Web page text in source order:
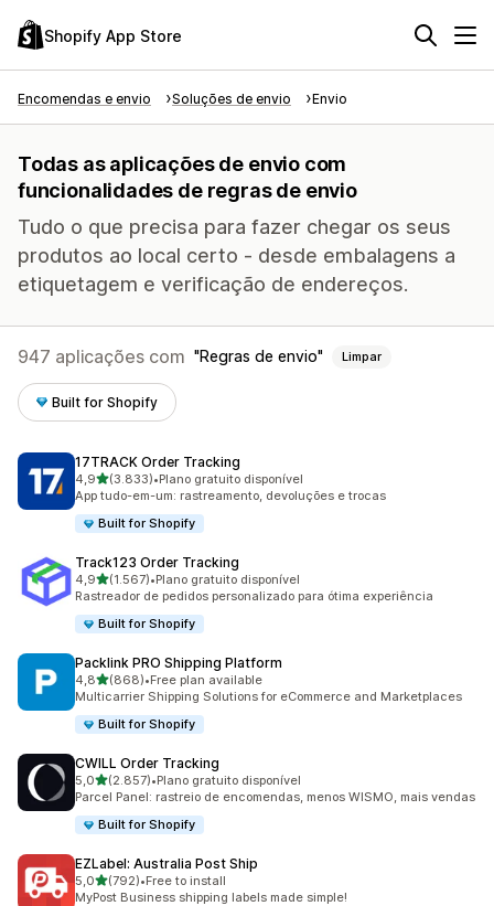
Shopify App Store
Encomendas e envio Soluções de envio Envio
Todas as aplicações de envio com
funcionalidades de regras de envio
Tudo o que precisa para fazer chegar os seus
produtos ao local certo - desde embalagens a
etiquetagem e verificação de endereços.
947 aplicações com Regras de envio Limpar
Built for Shopify
17TRACK Order Tracking
4,9de 5 estrelas
(3.833)
3833 total de avaliações
•Plano gratuito disponível
App tudo-em-um: rastreamento, devoluções e trocas
Built for Shopify
Track123 Order Tracking
4,9de 5 estrelas
(1.567)
1567 total de avaliações
•Plano gratuito disponível
Rastreador de pedidos personalizado para ótima experiência
Built for Shopify
Packlink PRO Shipping Platform
4,8de 5 estrelas
(868)
868 total de avaliações
•Free plan available
Multicarrier Shipping Solutions for eCommerce and Marketplaces
Built for Shopify
CWILL Order Tracking
5,0de 5 estrelas
(2.857)
2857 total de avaliações
•Plano gratuito disponível
Parcel Panel: rastreio de encomendas, menos WISMO, mais vendas
Built for Shopify
EZLabel: Australia Post Ship
5,0de 5 estrelas
(792)
792 total de avaliações
•Free to install
MyPost Business shipping labels made simple!